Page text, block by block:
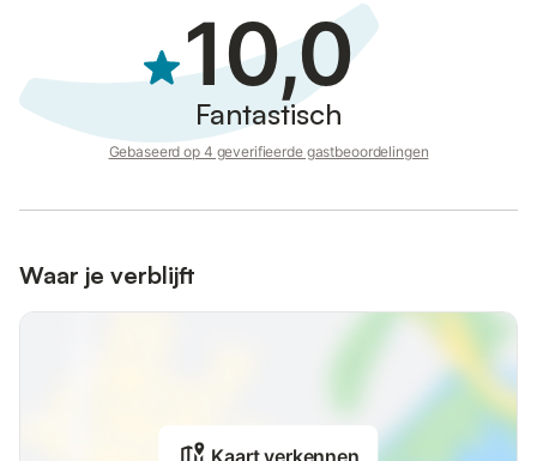
10,0
Fantastisch
Gebaseerd op 4 geverifieerde gastbeoordelingen
Waar je verblijft
Kaart verkennen